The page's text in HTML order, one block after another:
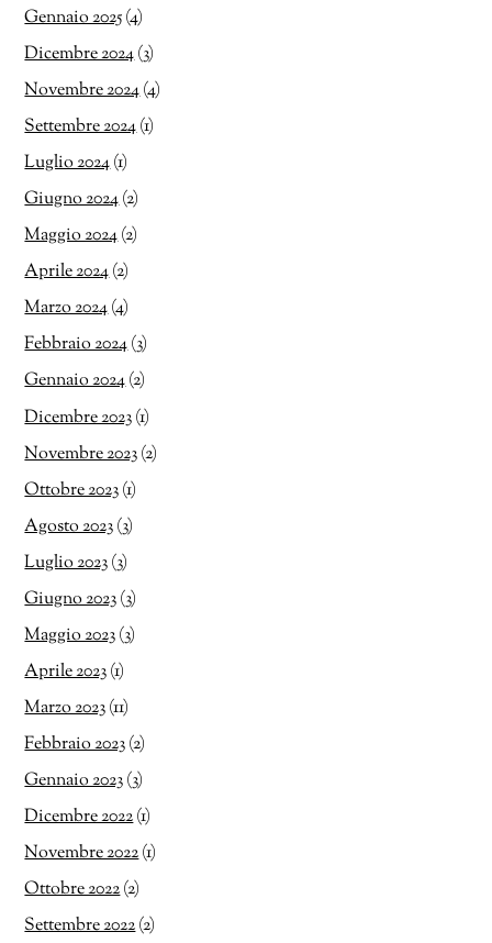
Gennaio 2025(4)
Dicembre 2024(3)
Novembre 2024(4)
Settembre 2024(1)
Luglio 2024(1)
Giugno 2024(2)
Maggio 2024(2)
Aprile 2024(2)
Marzo 2024(4)
Febbraio 2024(3)
Gennaio 2024(2)
Dicembre 2023(1)
Novembre 2023(2)
Ottobre 2023(1)
Agosto 2023(3)
Luglio 2023(3)
Giugno 2023(3)
Maggio 2023(3)
Aprile 2023(1)
Marzo 2023(11)
Febbraio 2023(2)
Gennaio 2023(3)
Dicembre 2022(1)
Novembre 2022(1)
Ottobre 2022(2)
Settembre 2022(2)